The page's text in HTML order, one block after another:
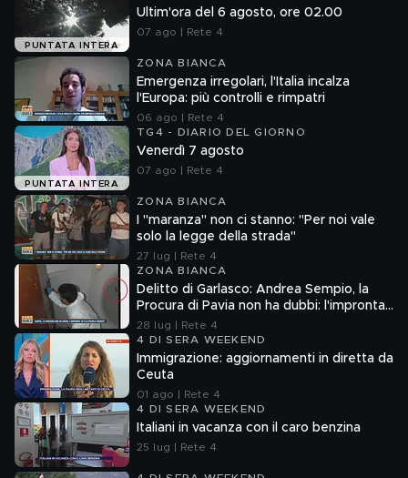
PUNTATA INTERA
Ultim'ora del 6 agosto, ore 02.00
07 ago | Rete 4
ZONA BIANCA
Emergenza irregolari, l'Italia incalza
l'Europa: più controlli e rimpatri
06 ago | Rete 4
PUNTATA INTERA
TG4 - DIARIO DEL GIORNO
Venerdì 7 agosto
07 ago | Rete 4
ZONA BIANCA
I "maranza" non ci stanno: "Per noi vale
solo la legge della strada"
27 lug | Rete 4
ZONA BIANCA
Delitto di Garlasco: Andrea Sempio, la
Procura di Pavia non ha dubbi: l'impronta
33 è la pistola fumante
28 lug | Rete 4
4 DI SERA WEEKEND
Immigrazione: aggiornamenti in diretta da
Ceuta
01 ago | Rete 4
4 DI SERA WEEKEND
Italiani in vacanza con il caro benzina
25 lug | Rete 4